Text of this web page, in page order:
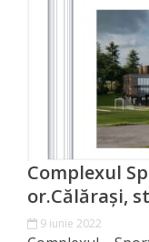
înfrățite
Strategii
Registrul
de
Stat
al
Complexul
or.Călărași,
9 iunie 2022